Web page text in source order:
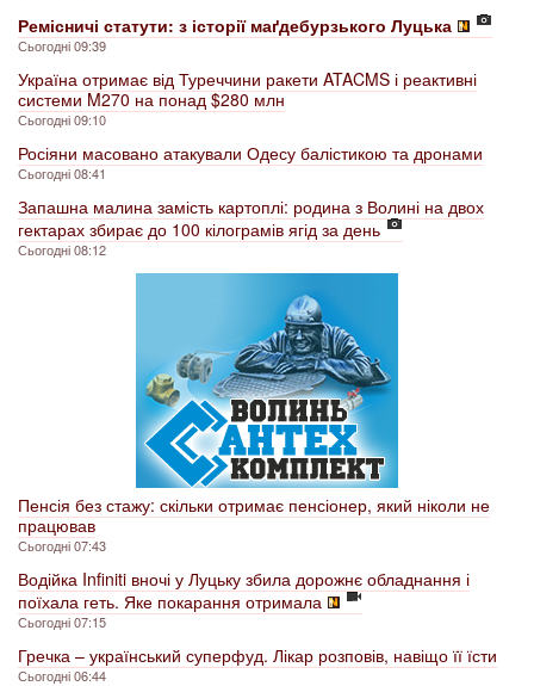
Ремісничі статути: з історії маґдебурзького Луцька
Сьогодні 09:39
Україна отримає від Туреччини ракети ATACMS і реактивні
системи M270 на понад $280 млн
Сьогодні 09:10
Росіяни масовано атакували Одесу балістикою та дронами
Сьогодні 08:41
Запашна малина замість картоплі: родина з Волині на двох
гектарах збирає до 100 кілограмів ягід за день
Сьогодні 08:12
Пенсія без стажу: скільки отримає пенсіонер, який ніколи не
працював
Сьогодні 07:43
Водійка Infiniti вночі у Луцьку збила дорожнє обладнання і
поїхала геть. Яке покарання отримала
Сьогодні 07:15
Гречка – український суперфуд. Лікар розповів, навіщо її їсти
Сьогодні 06:44